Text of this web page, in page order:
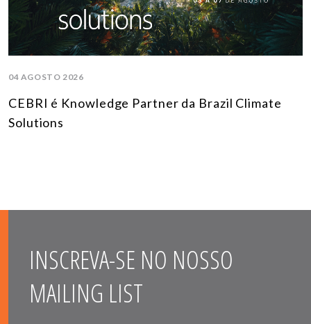
04 AGOSTO 2026
CEBRI é Knowledge Partner da Brazil Climate
Solutions
INSCREVA-SE NO NOSSO
MAILING LIST